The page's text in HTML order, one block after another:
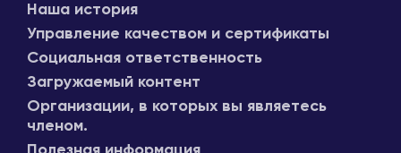
Наша история
Управление качеством и сертификаты
Социальная ответственность
Загружаемый контент
Организации, в которых вы являетесь
членом.